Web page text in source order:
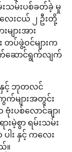
မ်းသမ်းပစ်ခတ်ခဲ့ မှု
လေးငယ် ၂ ဦးတို့
ျားအား
တပ်ဖွဲ့ဝင်များက
ဆောင်ရွက်လျက်
နှင့် ဘုတလင်
က်များအတွင်း
ပစ်လောင်ချာ၊
းမဲ့စွာ ရမ်းသမ်း
ပါး နှင့် ကလေး
။